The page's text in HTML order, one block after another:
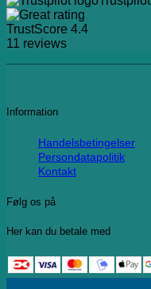
TrustScore 4.4
11 reviews
Information
Handelsbetingelser
Persondatapolitik
Kontakt
Følg os på
Her kan du betale med